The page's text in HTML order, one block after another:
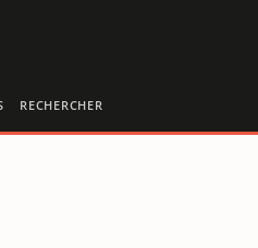
RECHERCHER